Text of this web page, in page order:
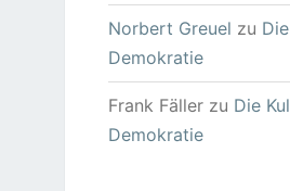
Norbert Greuel zu
Demokratie
Frank Fällerzu Die
Demokratie